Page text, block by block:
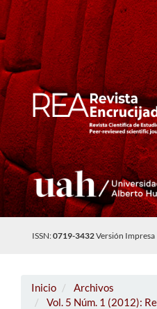
Navegación
principal
Contenido
principal
Barra
lateral
ISSN:0719-3432Versión
Inicio
Archivos
Vol. 5 Núm. 1 (2012):